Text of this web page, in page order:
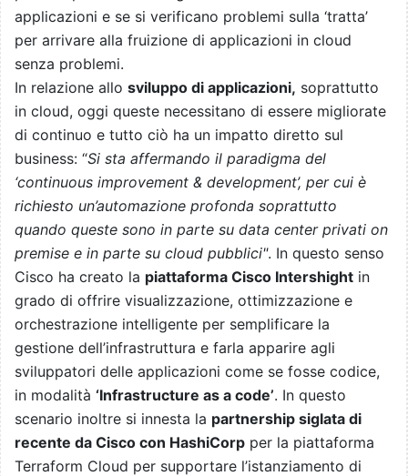
applicazioni e se si verificano problemi sulla ‘tratta’
per arrivare alla fruizione di applicazioni in cloud
senza problemi.
In relazione allo sviluppo di applicazioni, soprattutto
in cloud, oggi queste necessitano di essere migliorate
di continuo e tutto ciò ha un impatto diretto sul
business: “Si sta affermando il paradigma del
‘continuous improvement & development’, per cui è
richiesto un’automazione profonda soprattutto
quando queste sono in parte su data center privati on
premise e in parte su cloud pubblici". In questo senso
Cisco ha creato la piattaforma Cisco Intershight in
grado di offrire visualizzazione, ottimizzazione e
orchestrazione intelligente per semplificare la
gestione dell’infrastruttura e farla apparire agli
sviluppatori delle applicazioni come se fosse codice,
in modalità ‘Infrastructure as a code’. In questo
scenario inoltre si innesta la partnership siglata di
recente da Cisco con HashiCorp per la piattaforma
Terraform Cloud per supportare l’istanziamento di